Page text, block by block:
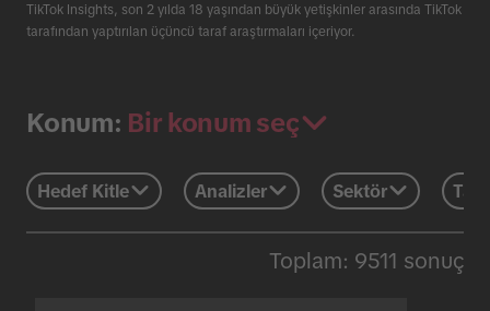
TikTok Insights, son 2 yılda 18 yaşından büyük yetişkinler arasında TikTok
tarafından yaptırılan üçüncü taraf araştırmaları içeriyor.
Konum: Bir konum seç
Hedef Kitle Analizler Sektör
Toplam: 9511 sonuç